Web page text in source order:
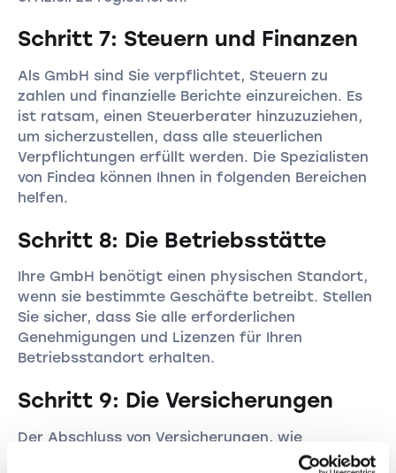
Schritt 7: Steuern und Finanzen
Als GmbH sind Sie verpflichtet, Steuern zu
zahlen und finanzielle Berichte einzureichen. Es
ist ratsam, einen Steuerberater hinzuzuziehen,
um sicherzustellen, dass alle steuerlichen
Verpflichtungen erfüllt werden. Die Spezialisten
von Findea können Ihnen in folgenden Bereichen
helfen.
Schritt 8: Die Betriebsstätte
Ihre GmbH benötigt einen physischen Standort,
wenn sie bestimmte Geschäfte betreibt. Stellen
Sie sicher, dass Sie alle erforderlichen
Genehmigungen und Lizenzen für Ihren
Betriebsstandort erhalten.
Schritt 9: Die Versicherungen
Der Abschluss von Versicherungen, wie